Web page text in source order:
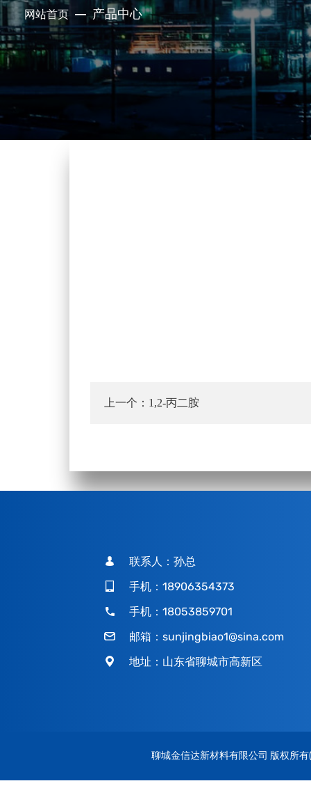
网站首页 产品中心
上一个： 1,2-丙二胺
联系人：孙总
手机：18906354373
手机：18053859701
邮箱： sunjingbiao1@sina.com
地址：山东省聊城市高新区
聊城金信达新材料有限公司 版权所